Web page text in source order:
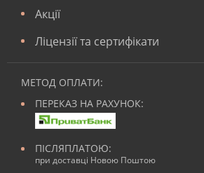
Акції
Ліцензії та сертифікати
МЕТОД ОПЛАТИ:
ПЕРЕКАЗ НА РАХУНОК:
ПІСЛЯПЛАТОЮ:
при доставці Новою Поштою